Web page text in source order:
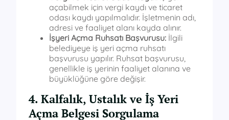
açabilmek için vergi kaydı ve ticaret
odası kaydı yapılmalıdır. İşletmenin adı,
adresi ve faaliyet alanı kayda alınır.
İşyeri Açma Ruhsatı Başvurusu: İlgili
belediyeye iş yeri açma ruhsatı
başvurusu yapılır. Ruhsat başvurusu,
genellikle iş yerinin faaliyet alanına ve
büyüklüğüne göre değişir.
4. Kalfalık, Ustalık ve İş Yeri
Açma Belgesi Sorgulama